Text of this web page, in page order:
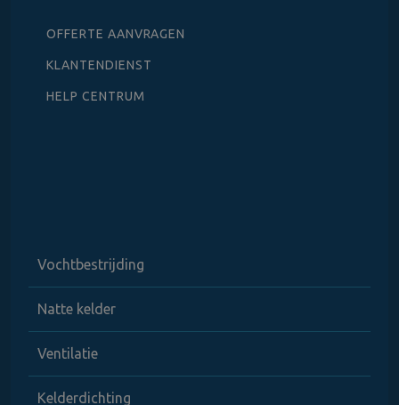
OFFERTE AANVRAGEN
KLANTENDIENST
HELP CENTRUM
Vochtbestrijding
Natte kelder
Ventilatie
Kelderdichting